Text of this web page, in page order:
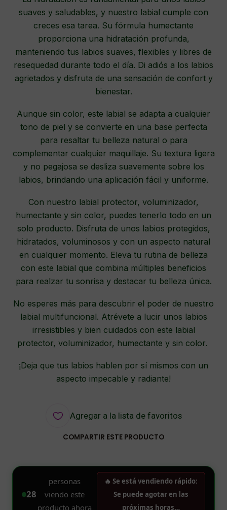
suaves y saludables, y nuestro labial cumple con
creces esa tarea. Su fórmula humectante
proporciona una hidratación profunda,
manteniendo tus labios suaves, flexibles y libres de
resequedad durante todo el día. Di adiós a los labios
agrietados y disfruta de una sensación de confort y
bienestar.
Aunque sin color, este labial se adapta a cualquier
tono de piel y se convierte en una base perfecta
para resaltar tu belleza natural o para
complementar cualquier maquillaje. Su textura ligera
y no pegajosa se desliza suavemente sobre los
labios, brindando una aplicación fácil y uniforme.
Con nuestro labial protector, voluminizador,
humectante y sin color, puedes tenerlo todo en un
solo producto. Disfruta de unos labios protegidos,
hidratados, voluminosos y con un aspecto natural
en cualquier momento. Eleva tu rutina de belleza
con este labial que combina múltiples beneficios
para realzar tu sonrisa y destacar tu belleza única.
No esperes más para descubrir el poder de nuestro
labial multifuncional. Atrévete a lucir unos labios
irresistibles y bien cuidados con este labial
protector, voluminizador, humectante y sin color.
¡Deja que tus labios hablen por sí mismos con un
aspecto impecable y radiante!
Agregar a la lista de favoritos
COMPARTIR ESTE PRODUCTO